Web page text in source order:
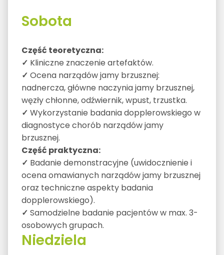
Sobota
Część teoretyczna:
✓ Kliniczne znaczenie artefaktów.
✓ Ocena narządów jamy brzusznej:
nadnercza, główne naczynia jamy brzusznej,
węzły chłonne, odźwiernik, wpust, trzustka.
✓ Wykorzystanie badania dopplerowskiego w
diagnostyce chorób narządów jamy
brzusznej.
Część praktyczna:
✓ Badanie demonstracyjne (uwidocznienie i
ocena omawianych narządów jamy brzusznej
oraz techniczne aspekty badania
dopplerowskiego).
✓ Samodzielne badanie pacjentów w max. 3-
osobowych grupach.
Niedziela